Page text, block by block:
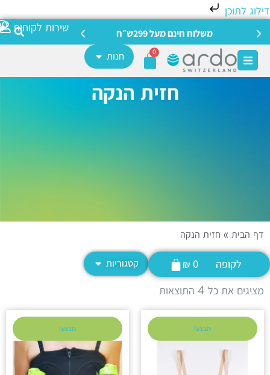
לתוכן
שירות לקוחות
משלוח חינם מעל 299ש״ח צריכה
חנות
חזית הנקה
דף הבית»חזית הנקה
לקופה ₪0 קטגוריות
מציגים את כל ⁦4⁩ התוצאות
מבצע! מבצע!